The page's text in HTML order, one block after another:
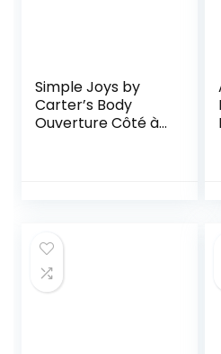
Simple Joys by
Carter’s Body
Ouverture Côté à